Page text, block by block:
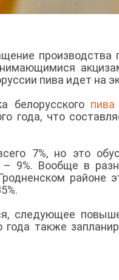
производства
пива идет на
белорусского пива
года, что
7%, но это
9%. Вообще в
районе
следующее
также